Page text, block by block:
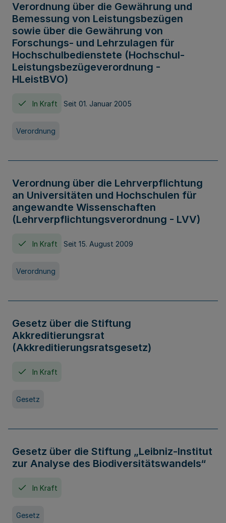
Verordnung über die Gewährung und
Bemessung von Leistungsbezügen
sowie über die Gewährung von
Forschungs- und Lehrzulagen für
Hochschulbedienstete (Hochschul-
Leistungsbezügeverordnung -
HLeistBVO)
In Kraft Seit 01. Januar 2005
Verordnung
Verordnung über die Lehrverpflichtung
an Universitäten und Hochschulen für
angewandte Wissenschaften
(Lehrverpflichtungsverordnung - LVV)
In Kraft Seit 15. August 2009
Verordnung
Gesetz über die Stiftung
Akkreditierungsrat
(Akkreditierungsratsgesetz)
In Kraft
Gesetz
Gesetz über die Stiftung „Leibniz-Institut
zur Analyse des Biodiversitätswandels“
In Kraft
Gesetz